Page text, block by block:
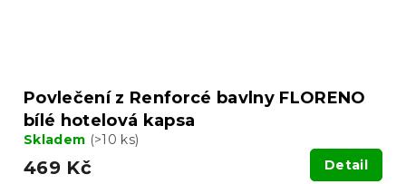
Povlečení z Renforcé bavlny FLORENO
bílé hotelová kapsa
Skladem (>10 ks)
469 Kč Detail